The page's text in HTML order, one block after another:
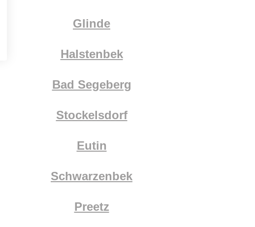
Glinde
Halstenbek
Bad Segeberg
Stockelsdorf
Eutin
Schwarzenbek
Preetz